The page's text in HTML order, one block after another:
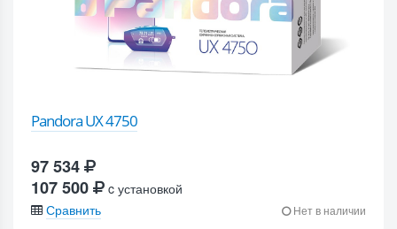
Pandora UX 4750
97 534
107 500
c установкой
Сравнить
Нет в наличии